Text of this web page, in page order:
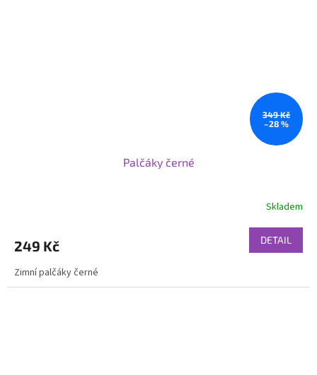
349 Kč
–28 %
Palčáky černé
Skladem
249 Kč DETAIL
Zimní palčáky černé